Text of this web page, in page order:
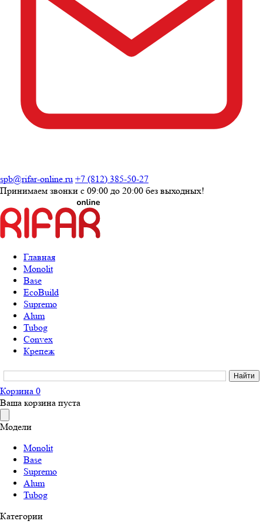
spb@rifar-online.ru +7 (812) 385-50-27
Принимаем звонки с 09:00 до 20:00 без выходных!
Главная
Monolit
Base
EcoBuild
Supremo
Alum
Tubog
Convex
Крепеж
Корзина 0
Ваша корзина пуста
Модели
Monolit
Base
Supremo
Alum
Tubog
Категории